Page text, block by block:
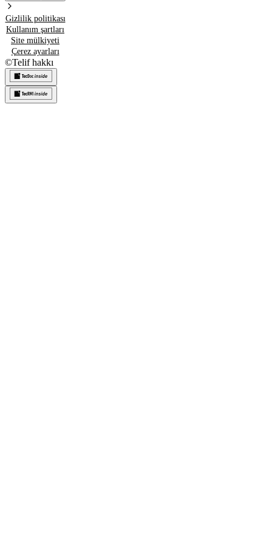
Gizlilik politikası
Kullanım şartları
Site mülkiyeti
Çerez ayarları
©Telif hakkı